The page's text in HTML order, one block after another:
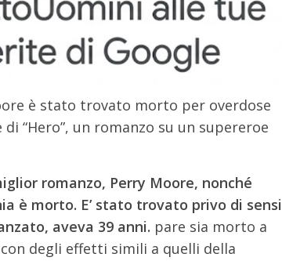
è stato trovato morto per overdose
“Hero”, un romanzo su un supereroe
romanzo, Perry Moore, nonché
è morto. E’ stato trovato privo di sensi
aveva 39 anni. pare sia morto a
degli effetti simili a quelli della